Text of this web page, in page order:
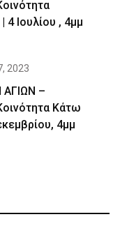
4 Ιουλίου , 4μμ
2023
–
Κάτω
4μμ